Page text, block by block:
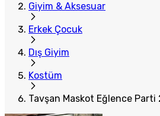
Giyim & Aksesuar
Erkek Çocuk
Dış Giyim
Kostüm
Tavşan Maskot Eğlence Parti